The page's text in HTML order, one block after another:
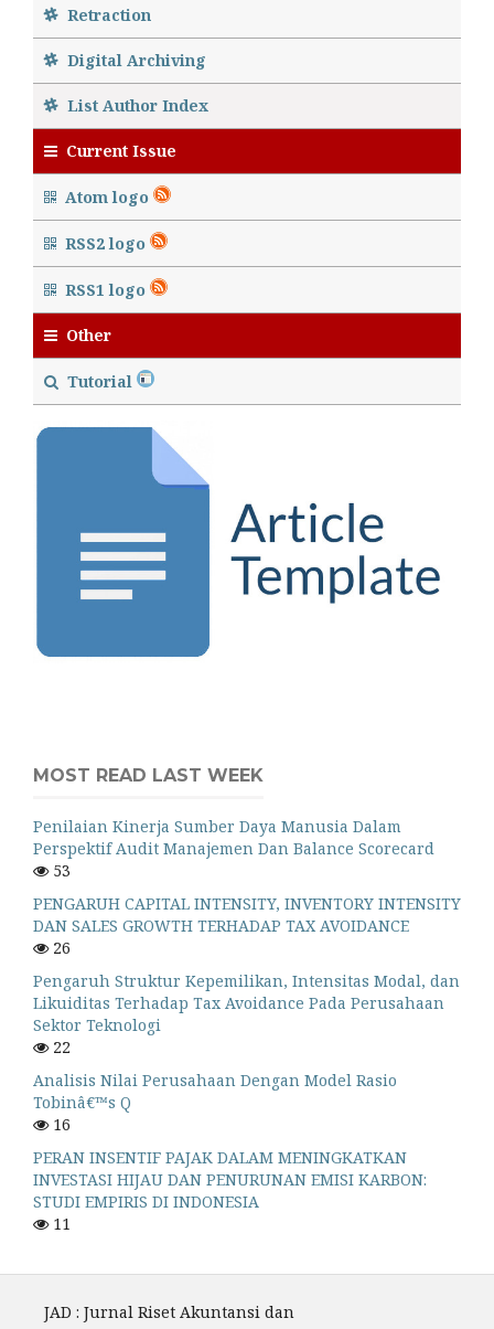
Retraction
Digital Archiving
List Author Index
Current Issue
Atom logo
RSS2 logo
RSS1 logo
Other
Tutorial
MOST READ LAST WEEK
Penilaian Kinerja Sumber Daya Manusia Dalam
Perspektif Audit Manajemen Dan Balance Scorecard
53
PENGARUH CAPITAL INTENSITY, INVENTORY INTENSITY
DAN SALES GROWTH TERHADAP TAX AVOIDANCE
26
Pengaruh Struktur Kepemilikan, Intensitas Modal, dan
Likuiditas Terhadap Tax Avoidance Pada Perusahaan
Sektor Teknologi
22
Analisis Nilai Perusahaan Dengan Model Rasio
Tobinâ€™s Q
16
PERAN INSENTIF PAJAK DALAM MENINGKATKAN
INVESTASI HIJAU DAN PENURUNAN EMISI KARBON:
STUDI EMPIRIS DI INDONESIA
11
JAD : Jurnal Riset Akuntansi dan